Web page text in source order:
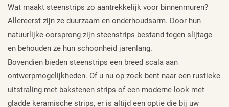
Wat maakt steenstrips zo aantrekkelijk voor binnenmuren?
Allereerst zijn ze duurzaam en onderhoudsarm. Door hun
natuurlijke oorsprong zijn steenstrips bestand tegen slijtage
en behouden ze hun schoonheid jarenlang.
Bovendien bieden steenstrips een breed scala aan
ontwerpmogelijkheden. Of u nu op zoek bent naar een rustieke
uitstraling met bakstenen strips of een moderne look met
gladde keramische strips, er is altijd een optie die bij uw